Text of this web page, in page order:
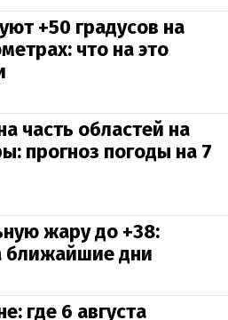
+50 градусов на
что на это
часть областей на
прогноз погоды на 7
жару до +38:
ближайшие дни
где 6 августа